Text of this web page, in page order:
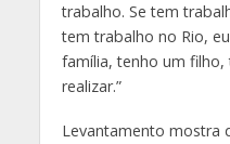
trabalho. Se tem
tem trabalho no Rio,
família, tenho um
realizar.”
Levantamento mostra